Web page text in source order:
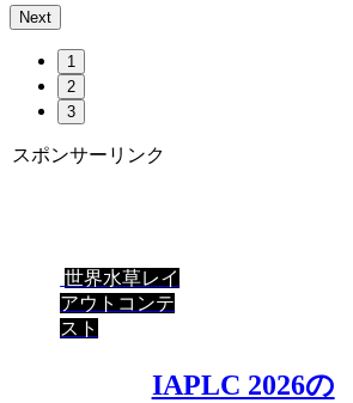
Next
1
2
3
スポンサーリンク
世界水草レイ
アウトコンテ
スト
IAPLC 2026の